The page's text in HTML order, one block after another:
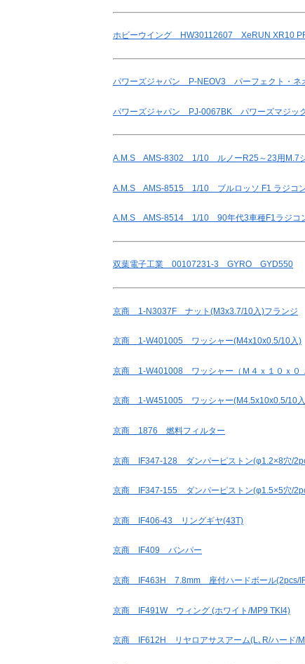
ホビーウイング HW30112607 XeRUN XR10
パワーズジャパン P-NEOV3 パーフェクト・ネ
パワーズジャパン PJ-0067BK パワーズマジック
A.M.S AMS-8302 1/10 ルノーR25～23用M.7
A.M.S AMS-8515 1/10 ブルロッソ F1 ラジコ
A.M.S AMS-8514 1/10 90年代3車種F1ラジコ
双葉電子工業 00107231-3 GYRO GYD550
京商 1-N3037F ナット(M3x3.7/10入)フランジ
京商 1-W401005 ワッシャー(M4x10x0.5/10入)
京商 1-W401008 ワッシャー（Ｍ４ｘ１０ｘ０
京商 1-W451005 ワッシャー(M4.5x10x0.5/10
京商 1876 燃料フィルター
京商 IF347-128 ダンパーピストン(φ1.2×8穴/
京商 IF347-155 ダンパーピストン(φ1.5×5穴/
京商 IF406-43 リングギヤ(43T)
京商 IF409 バンパー
京商 IF463H 7.8mm 座付ハードボール(2pcs/
京商 IF491W ウィング (ホワイト/MP9 TKI4)
京商 IF612H リヤロアサスアーム(L､R/ハード/